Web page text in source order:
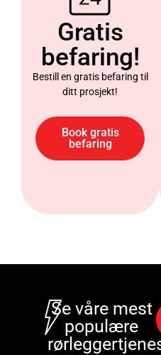
Gratis
befaring!
Bestill en gratis befaring til
ditt prosjekt!
Book gratis
befaring
Se våre mest
populære